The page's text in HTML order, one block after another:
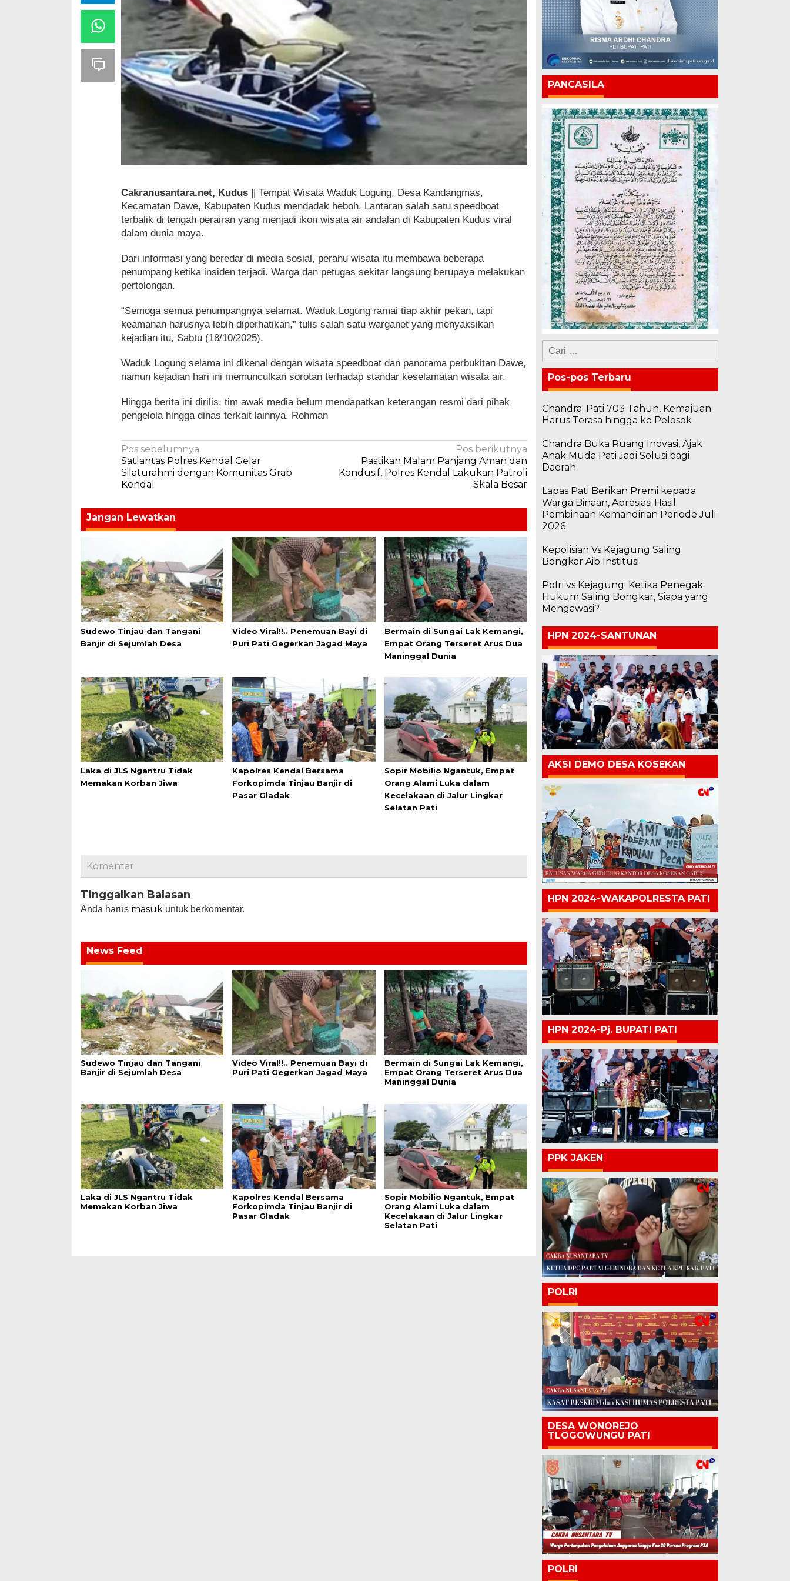
Cakranusantara.net, Kudus || Tempat Wisata Waduk Logung, Desa Kandangmas,
Kecamatan Dawe, Kabupaten Kudus mendadak heboh. Lantaran salah satu speedboat
terbalik di tengah perairan yang menjadi ikon wisata air andalan di Kabupaten Kudus viral
dalam dunia maya.
Dari informasi yang beredar di media sosial, perahu wisata itu membawa beberapa
penumpang ketika insiden terjadi. Warga dan petugas sekitar langsung berupaya melakukan
pertolongan.
“Semoga semua penumpangnya selamat. Waduk Logung ramai tiap akhir pekan, tapi
keamanan harusnya lebih diperhatikan,” tulis salah satu warganet yang menyaksikan
kejadian itu, Sabtu (18/10/2025).
Waduk Logung selama ini dikenal dengan wisata speedboat dan panorama perbukitan Dawe,
namun kejadian hari ini memunculkan sorotan terhadap standar keselamatan wisata air.
Hingga berita ini dirilis, tim awak media belum mendapatkan keterangan resmi dari pihak
pengelola hingga dinas terkait lainnya. Rohman
Navigasi
pos
Pos sebelumnya
Satlantas Polres Kendal Gelar
Silaturahmi dengan Komunitas Grab
Kendal
Pos berikutnya
Pastikan Malam Panjang Aman dan
Kondusif, Polres Kendal Lakukan Patroli
Skala Besar
Jangan Lewatkan
Sudewo Tinjau dan Tangani
Banjir di Sejumlah Desa
Video Viral!!.. Penemuan Bayi di
Puri Pati Gegerkan Jagad Maya
Bermain di Sungai Lak Kemangi,
Empat Orang Terseret Arus Dua
Maninggal Dunia
Laka di JLS Ngantru Tidak
Memakan Korban Jiwa
Kapolres Kendal Bersama
Forkopimda Tinjau Banjir di
Pasar Gladak
Sopir Mobilio Ngantuk, Empat
Orang Alami Luka dalam
Kecelakaan di Jalur Lingkar
Selatan Pati
Komentar
Tinggalkan Balasan
Anda harus masuk untuk berkomentar.
News Feed
Sudewo Tinjau dan Tangani
Banjir di Sejumlah Desa
Video Viral!!.. Penemuan Bayi di
Puri Pati Gegerkan Jagad Maya
Bermain di Sungai Lak Kemangi,
Empat Orang Terseret Arus Dua
Maninggal Dunia
Laka di JLS Ngantru Tidak
Memakan Korban Jiwa
Kapolres Kendal Bersama
Forkopimda Tinjau Banjir di
Pasar Gladak
Sopir Mobilio Ngantuk, Empat
Orang Alami Luka dalam
Kecelakaan di Jalur Lingkar
Selatan Pati
PANCASILA
Cari
untuk:
Pos-pos Terbaru
Chandra: Pati 703 Tahun, Kemajuan
Harus Terasa hingga ke Pelosok
Chandra Buka Ruang Inovasi, Ajak
Anak Muda Pati Jadi Solusi bagi
Daerah
Lapas Pati Berikan Premi kepada
Warga Binaan, Apresiasi Hasil
Pembinaan Kemandirian Periode Juli
2026
Kepolisian Vs Kejagung Saling
Bongkar Aib Institusi
Polri vs Kejagung: Ketika Penegak
Hukum Saling Bongkar, Siapa yang
Mengawasi?
HPN 2024-SANTUNAN
AKSI DEMO DESA KOSEKAN
HPN 2024-WAKAPOLRESTA PATI
HPN 2024-Pj. BUPATI PATI
PPK JAKEN
POLRI
DESA WONOREJO
TLOGOWUNGU PATI
POLRI